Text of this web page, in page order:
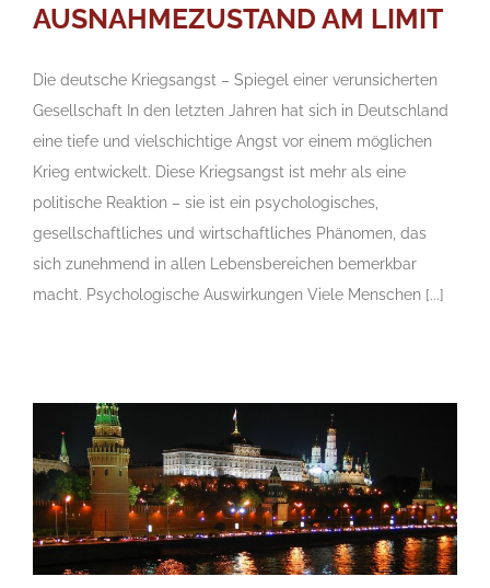
AUSNAHMEZUSTAND AM LIMIT
Die deutsche Kriegsangst – Spiegel einer verunsicherten
Gesellschaft In den letzten Jahren hat sich in Deutschland
eine tiefe und vielschichtige Angst vor einem möglichen
Krieg entwickelt. Diese Kriegsangst ist mehr als eine
politische Reaktion – sie ist ein psychologisches,
gesellschaftliches und wirtschaftliches Phänomen, das
sich zunehmend in allen Lebensbereichen bemerkbar
macht. Psychologische Auswirkungen Viele Menschen [...]